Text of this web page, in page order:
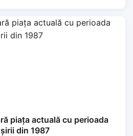
piața actuală cu perioada
din 1987